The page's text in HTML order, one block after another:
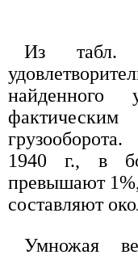
Из табл.
найденного
1940 г., в
превышают
составляют
Умножая